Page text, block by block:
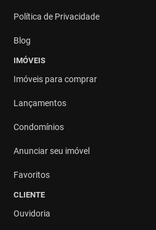
Política de Privacidade
Blog
IMÓVEIS
Imóveis para comprar
Lançamentos
Condomínios
Anunciar seu imóvel
Favoritos
CLIENTE
Ouvidoria